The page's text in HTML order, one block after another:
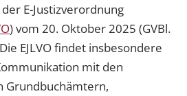
E-Justizverordnung
) vom 20. Oktober 2025 (GVBl.
EJLVO findet insbesondere
mit den
Grundbuchämtern,